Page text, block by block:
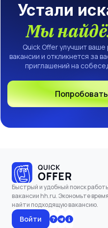
Устали
Мы
Quick Offer улучшит
вакансии и откликнется за
приглашений на
Быстрый и удобный поиск
вакансии hh.ru. Экономьте
найти подходящую вакансию.
Войти